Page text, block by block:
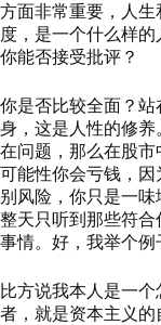
方面非常重要，人
度，是一个什么样
你能否接受批评？
你是否比较全面？
身，这是人性的修
在问题，那么在股
可能性你会亏钱，
别风险，你只是一
整天只听到那些符
事情。好，我举个例
比方说我本人是一
者，就是资本主义